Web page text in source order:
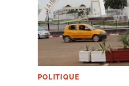
POLITIQUE